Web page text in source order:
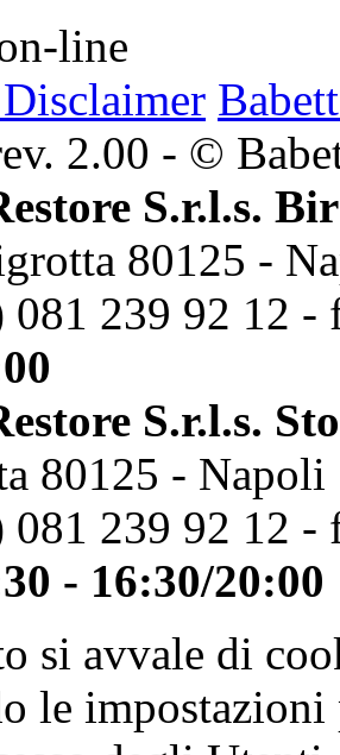
line
2.00 - ©
S.r.l.s.
80125 -
239 92 12 -
S.r.l.s.
80125 - Napoli
239 92 12 -
- 16:30/20:00
si avvale di
le